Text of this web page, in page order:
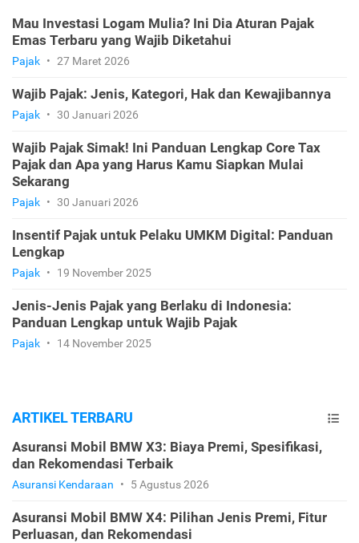
Mau Investasi Logam Mulia? Ini Dia Aturan Pajak
Emas Terbaru yang Wajib Diketahui
Pajak • 27 Maret 2026
Wajib Pajak: Jenis, Kategori, Hak dan Kewajibannya
Pajak • 30 Januari 2026
Wajib Pajak Simak! Ini Panduan Lengkap Core Tax
Pajak dan Apa yang Harus Kamu Siapkan Mulai
Sekarang
Pajak • 30 Januari 2026
Insentif Pajak untuk Pelaku UMKM Digital: Panduan
Lengkap
Pajak • 19 November 2025
Jenis-Jenis Pajak yang Berlaku di Indonesia:
Panduan Lengkap untuk Wajib Pajak
Pajak • 14 November 2025
ARTIKEL TERBARU
Asuransi Mobil BMW X3: Biaya Premi, Spesifikasi,
dan Rekomendasi Terbaik
Asuransi Kendaraan • 5 Agustus 2026
Asuransi Mobil BMW X4: Pilihan Jenis Premi, Fitur
Perluasan, dan Rekomendasi